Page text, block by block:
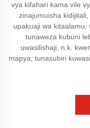
vya kifahari kama vile
zinajumuisha
upakuaji wa
tunaweza kubuni
uwasilishaji, n.k.
mapya; tunasubiri